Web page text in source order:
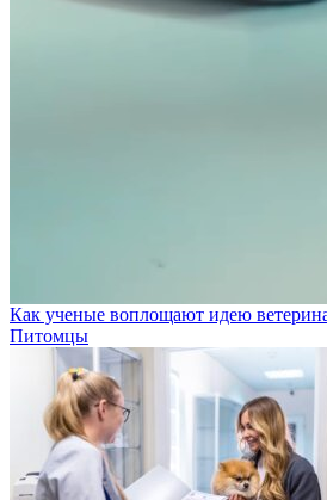
Как ученые воплощают идею
Питомцы